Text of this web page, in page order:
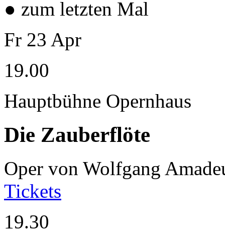
● zum letzten Mal
Fr 23 Apr
19.00
Hauptbühne Opernhaus
Die Zauberflöte
Oper von Wolfgang
Tickets
19.30